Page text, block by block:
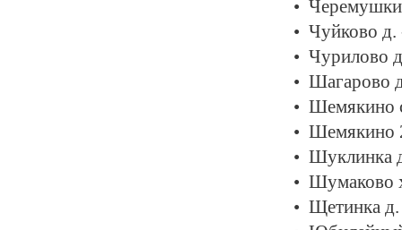
Чуйково д.
Чурилово
Шагарово
Шемякино
Шемякино
Шуклинка
Шумаково
Щетинка